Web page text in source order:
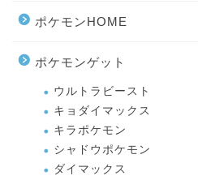
ポケモンHOME
ポケモンゲット
ウルトラビースト
キョダイマックス
キラポケモン
シャドウポケモン
ダイマックス